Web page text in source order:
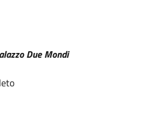
Due Mondi